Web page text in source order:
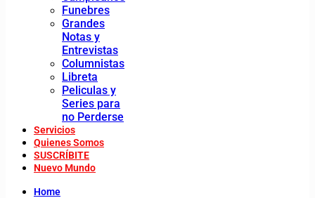
Funebres
Grandes
Notas y
Entrevistas
Columnistas
Libreta
Peliculas y
Series para
no Perderse
Servicios
Quienes Somos
SUSCRÍBITE
Nuevo Mundo
Home